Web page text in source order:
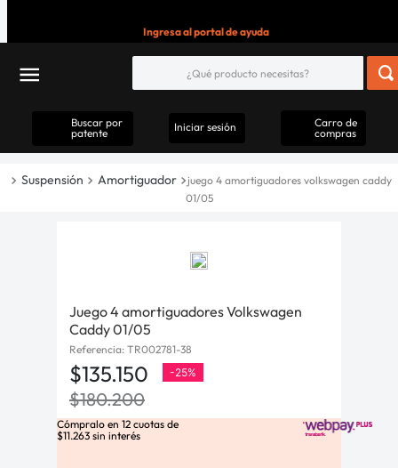
Ingresa al portal de ayuda
Buscar por
patente
Iniciar sesión
Carro de
compras
Suspensión Amortiguador
juego 4 amortiguadores volkswagen caddy
01/05
Juego 4 amortiguadores Volkswagen
Caddy 01/05
Referencia: TR002781-38
$135.150 -25%
$180.200
Cómpralo en 12 cuotas de
$11.263 sin interés